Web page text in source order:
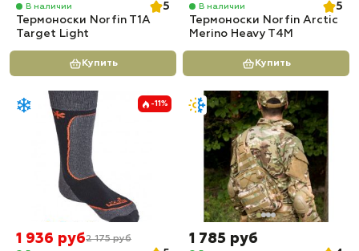
В наличии
5
Термоноски Norfin T1A
Target Light
Купить
В наличии
5
Термоноски Norfin Arctic
Merino Heavy T4M
Купить
-11%
1 936 руб2 175 руб 1 785 руб